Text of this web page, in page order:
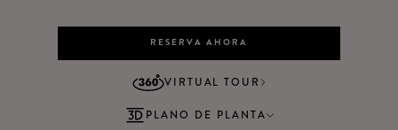
RESERVA AHORA
VIRTUAL TOUR
PLANO DE PLANTA